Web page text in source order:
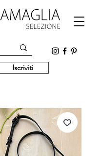
Iscriviti